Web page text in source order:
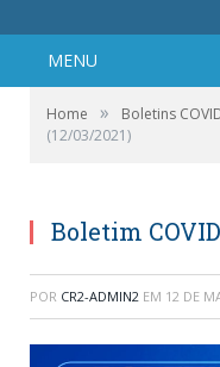
MENU
Home » Boletins
(12/03/2021)
Boletim
POR CR2-ADMIN2 EM 12 DE